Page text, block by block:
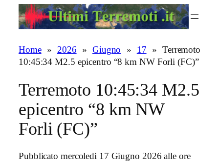
Home» 2026 » Giugno » 17 » Terremoto
10:45:34 M2.5 epicentro “8 km NW Forli (FC)”
Terremoto 10:45:34 M2.5
epicentro “8 km NW
Forli (FC)”
Pubblicato mercoledì 17 Giugno 2026 alle ore